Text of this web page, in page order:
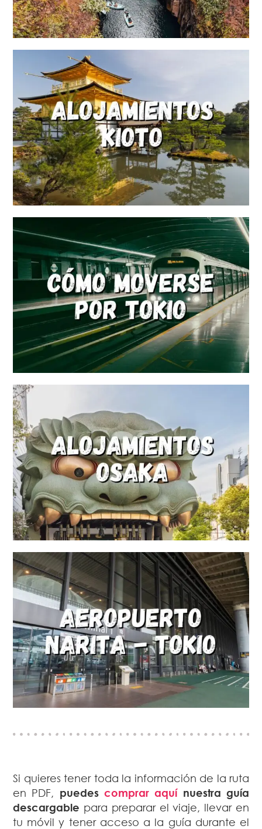
Si quieres tener toda la información de la ruta
en PDF, puedescomprar aquínuestra guía
descargable para preparar el viaje, llevar en
tu móvil y tener acceso a la guía durante el